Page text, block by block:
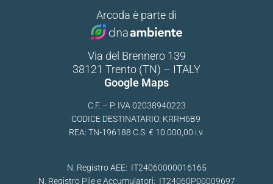
Via del Brennero 139
38121 Trento (TN) – ITALY
Google Maps
Arcoda è parte di
C.F. – P. IVA 02038940223
CODICE DESTINATARIO: KRRH6B9
REA: TN-196188 C.S. € 10.000,00 i.v.
N. Registro AEE: IT24060000016165
N. Registro Pile e Accumulatori: IT24060P00009697